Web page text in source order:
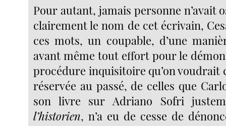
Pour autant, jamais personne n’avait
clairement le nom de cet écrivain,
ces mots, un coupable, d’une
avant même tout effort pour le
procédure inquisitoire qu’on voudrait
réservée au passé, de celles que
son livre sur Adriano Sofri
l’historien, n’a eu de cesse de